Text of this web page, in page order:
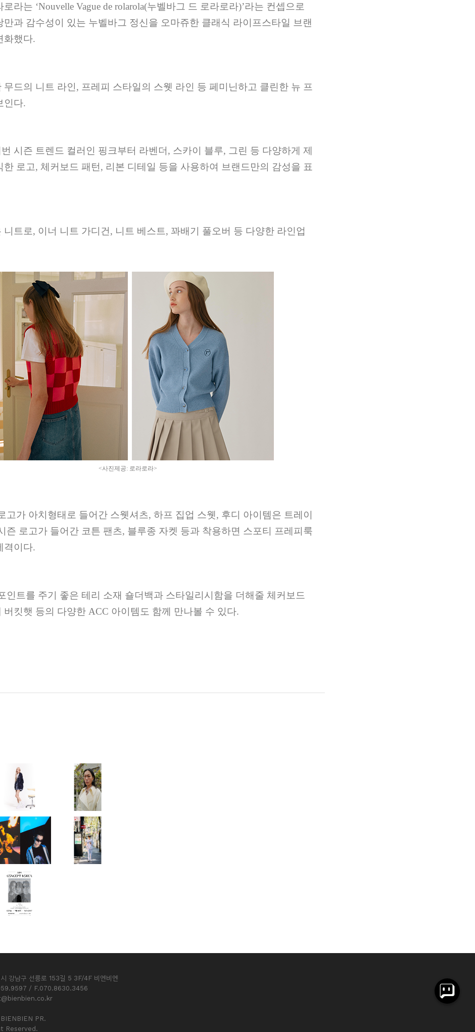
로라는 ‘Nouvelle Vague de rolarola(누벨바그 드 로라로라)’라는 컨셉으로
만과 감수성이 있는 누벨바그 정신을 오마쥬한 클래식 라이프스타일 브랜
화했다.
무드의 니트 라인, 프레피 스타일의 스웻 라인 등 페미닌하고 클린한 뉴 프
인다.
시즌 트렌드 컬러인 핑크부터 라벤더, 스카이 블루, 그린 등 다양하게 제
한 로고, 체커보드 패턴, 리본 디테일 등을 사용하여 브랜드만의 감성을 표
니트로, 이너 니트 가디건, 니트 베스트, 꽈배기 풀오버 등 다양한 라인업
<사진제공: 로라로라>
고가 아치형태로 들어간 스웻셔츠, 하프 집업 스웻, 후디 아이템은 트레이
즌 로고가 들어간 코튼 팬츠, 블루종 자켓 등과 착용하면 스포티 프레피룩
격이다.
인트를 주기 좋은 테리 소재 숄더백과 스타일리시함을 더해줄 체커보드
버킷햇 등의 다양한 ACC 아이템도 함께 만나볼 수 있다.
시 강남구 선릉로 153길 5 3F/4F 비엔비엔
/ F.070.8630.3456
PR.
Reserved.